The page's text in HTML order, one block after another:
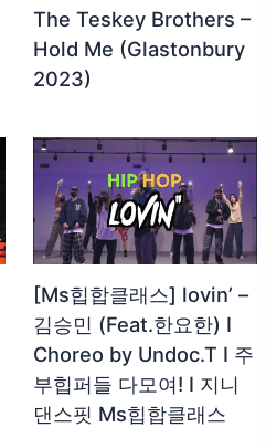
The Teskey Brothers –
Hold Me (Glastonbury
2023)
[Ms힙합클래스] lovin’ –
김승민 (Feat.한요한) I
Choreo by Undoc.T I 주
부힙퍼들 다모여! I 지니
댄스핏 Ms힙합클래스